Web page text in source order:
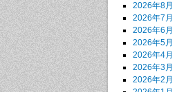
2026年8月
2026年7月
2026年6月
2026年5月
2026年4月
2026年3月
2026年2月